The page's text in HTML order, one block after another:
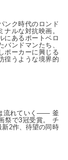
ンク時代のロンド
ルな対抗映画。
にあるポートベロ
ンドマンたち、
ポーカーに興じる
徨うような境界的
流れていく—— 釜
祭で3冠受賞。 チ
新2作、待望の同時